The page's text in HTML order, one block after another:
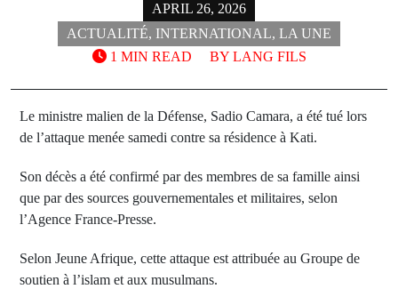
APRIL 26, 2026
ACTUALITÉ, INTERNATIONAL, LA UNE
BY LANG FILS
1 MIN READ
Le ministre malien de la Défense, Sadio Camara, a été tué lors
de l’attaque menée samedi contre sa résidence à Kati.
Son décès a été confirmé par des membres de sa famille ainsi
que par des sources gouvernementales et militaires, selon
l’Agence France-Presse.
Selon Jeune Afrique, cette attaque est attribuée au Groupe de
soutien à l’islam et aux musulmans.